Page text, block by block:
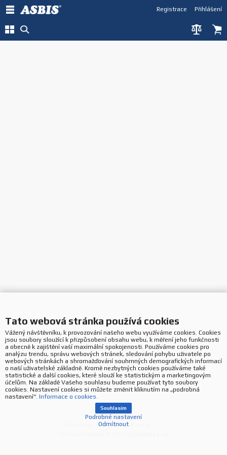
Přihlášení
Registrace
Provozuje ASBIS CZ spol. s r.o.
Tato webová stránka používá cookies
Vážený návštěvníku, k provozování našeho webu využíváme cookies. Cookies
jsou soubory sloužící k přizpůsobení obsahu webu, k měření jeho funkčnosti
a obecně k zajištění vaší maximální spokojenosti. Používáme cookies pro
analýzu trendu, správu webových stránek, sledování pohybu uživatele po
webových stránkách a shromažďování souhrnných demografických informací
o naší uživatelské základně. Kromě nezbytných cookies používáme také
statistické a další cookies, které slouží ke statistickým a marketingovým
účelům. Na základě Vašeho souhlasu budeme používat tyto soubory
cookies. Nastavení cookies si můžete změnit kliknutím na „podrobná
nastavení“. Informace o cookies.
Odmítnout
Podrobné nastavení
Souhlasím